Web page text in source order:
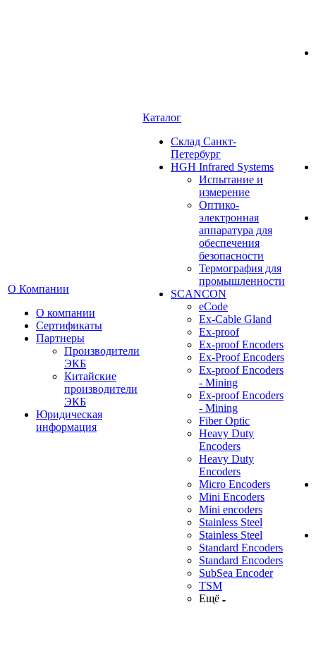
О Компании
О компании
Сертификаты
Партнеры
Производители
ЭКБ
Китайские
производители
ЭКБ
Юридическая
информация
Каталог
Cклад Санкт-
Петербург
HGH Infrared Systems
Испытание и
измерение
Оптико-
электронная
аппаратура для
обеспечения
безопасности
Термография для
промышленности
SCANCON
eCode
Ex-Cable Gland
Ex-proof
Ex-proof Encoders
Ex-Proof Encoders
Ex-proof Encoders
- Mining
Ex-proof Encoders
- Mining
Fiber Optic
Heavy Duty
Encoders
Heavy Duty
Encoders
Micro Encoders
Mini Encoders
Mini encoders
Stainless Steel
Stainless Steel
Standard Encoders
Standard Encoders
SubSea Encoder
TSM
Ещё